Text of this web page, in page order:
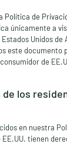
Política de
únicamente a
Unidos de
este
de
los
en nuestra
tienen